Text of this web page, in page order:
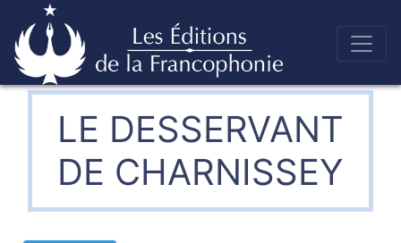
Skip
to Éditions de la francophonie
LE DESSERVANT
DE CHARNISSEY